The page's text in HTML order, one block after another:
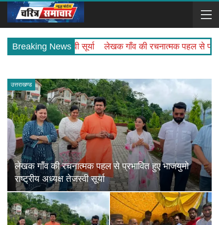
Breaking News
सूर्या लेखक गाँव की रचनात्मक पहल से प्रभावित हुए भाजयुमो
उत्तराखण्ड
लेखक गाँव की रचनात्मक पहल से प्रभावित हुए भाजयुमो
राष्ट्रीय अध्यक्ष तेजस्वी सूर्या